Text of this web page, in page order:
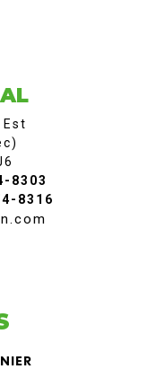
8303
8316